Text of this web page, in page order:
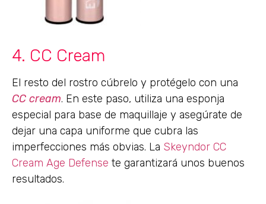
4. CC Cream
El resto del rostro cúbrelo y protégelo con una
CC cream. En este paso, utiliza una esponja
especial para base de maquillaje y asegúrate de
dejar una capa uniforme que cubra las
imperfecciones más obvias. La Skeyndor CC
Cream Age Defense te garantizará unos buenos
resultados.